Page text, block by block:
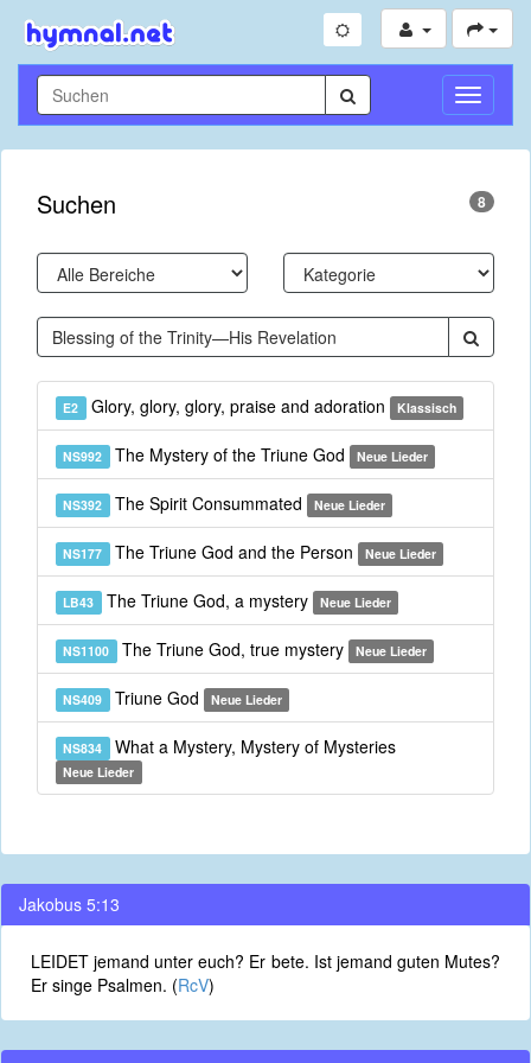
Suchen 8
E2 Glory, glory, glory, praise and adoration Klassisch
NS992 The Mystery of the Triune God Neue Lieder
NS392 The Spirit Consummated Neue Lieder
NS177 The Triune God and the Person Neue Lieder
LB43 The Triune God, a mystery Neue Lieder
NS1100 The Triune God, true mystery Neue Lieder
NS409 Triune God Neue Lieder
NS834 What a Mystery, Mystery of Mysteries
Neue Lieder
Jakobus 5:13
LEIDET jemand unter euch? Er bete. Ist jemand guten Mutes?
Er singe Psalmen. (RcV)